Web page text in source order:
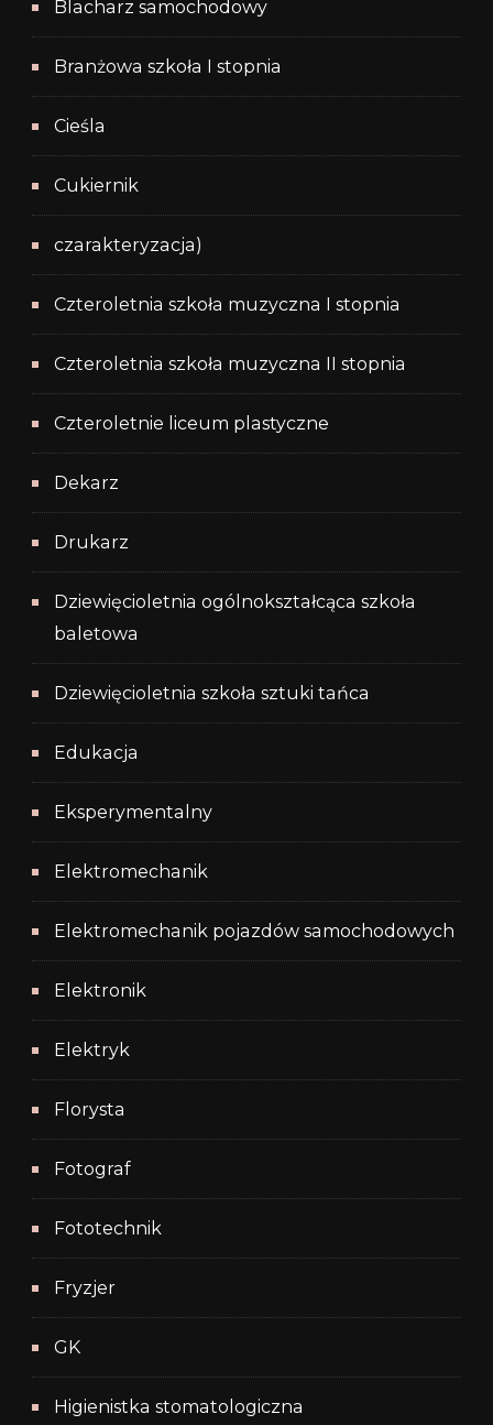
Blacharz samochodowy
Branżowa szkoła I stopnia
Cieśla
Cukiernik
czarakteryzacja)
Czteroletnia szkoła muzyczna I stopnia
Czteroletnia szkoła muzyczna II stopnia
Czteroletnie liceum plastyczne
Dekarz
Drukarz
Dziewięcioletnia ogólnokształcąca szkoła
baletowa
Dziewięcioletnia szkoła sztuki tańca
Edukacja
Eksperymentalny
Elektromechanik
Elektromechanik pojazdów samochodowych
Elektronik
Elektryk
Florysta
Fotograf
Fototechnik
Fryzjer
GK
Higienistka stomatologiczna